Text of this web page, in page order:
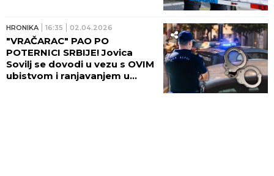
HRONIKA 16:35 02.04.2026
"VRAČARAC" PAO PO
POTERNICI SRBIJE! Jovica
Sovilj se dovodi u vezu s OVIM
ubistvom i ranjavanjem u